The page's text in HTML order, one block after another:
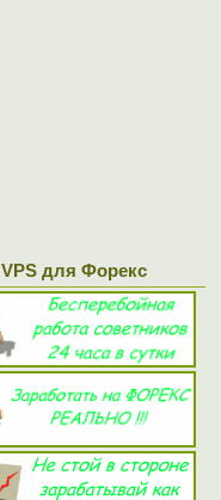
VPS для Форекс